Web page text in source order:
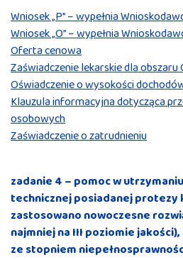
Wniosek „P” – wypełnia
Wniosek „O” – wypełnia
Oferta cenowa
Zaświadczenie lekarskie dla obszaru
Oświadczenie o wysokości
Klauzula informacyjna dotycząca
osobowych
Zaświadczenie o zatrudnieniu
zadanie 4 – pomoc w
technicznej posiadanej protezy
zastosowano nowoczesne
najmniej na III poziomie
ze stopniem